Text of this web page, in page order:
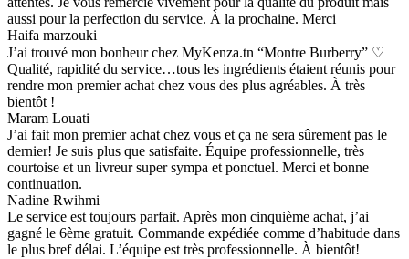
aussi pour la perfection du service. À la prochaine. Merci
Haifa marzouki
J’ai trouvé mon bonheur chez MyKenza.tn “Montre Burberry” ♡
Qualité, rapidité du service…tous les ingrédients étaient réunis pour
rendre mon premier achat chez vous des plus agréables. À très
bientôt !
Maram Louati
J’ai fait mon premier achat chez vous et ça ne sera sûrement pas le
dernier! Je suis plus que satisfaite. Équipe professionnelle, très
courtoise et un livreur super sympa et ponctuel. Merci et bonne
continuation.
Nadine Rwihmi
Le service est toujours parfait. Après mon cinquième achat, j’ai
gagné le 6ème gratuit. Commande expédiée comme d’habitude dans
le plus bref délai. L’équipe est très professionnelle. À bientôt!